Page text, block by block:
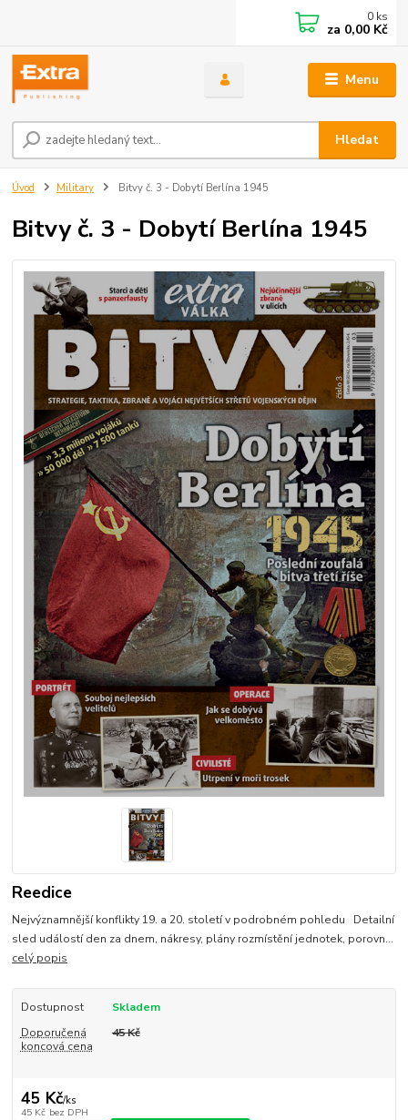
Menu
Hledat
0 ks
za 0,00 Kč
Úvod Military Bitvy č. 3 - Dobytí Berlína 1945
Bitvy č. 3 - Dobytí Berlína 1945
Reedice
Nejvýznamnější konflikty 19. a 20. století v podrobném pohledu Detailní
sled událostí den za dnem, nákresy, plány rozmístění jednotek, porovn...
celý popis
Dostupnost
Skladem
Doporučená
koncová cena
45 Kč
45 Kč/ks
45 Kč bez DPH